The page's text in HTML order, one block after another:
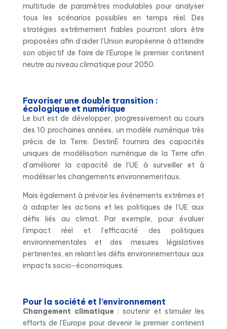
multitude de paramètres modulables pour analyser
tous les scénarios possibles en temps réel. Des
stratégies extrêmement fiables pourront alors être
proposées afin d’aider l’Union européenne à atteindre
son objectif de faire de l’Europe le premier continent
neutre au niveau climatique pour 2050.
Favoriser une double transition :
écologique et numérique
Le but est de développer, progressivement au cours
des 10 prochaines années, un modèle numérique très
précis de la Terre. DestinE fournira des capacités
uniques de modélisation numérique de la Terre afin
d’améliorer la capacité de l’UE à surveiller et à
modéliser les changements environnementaux.
Mais également à prévoir les événements extrêmes et
à adapter les actions et les politiques de l’UE aux
défis liés au climat. Par exemple, pour évaluer
l’impact réel et l’efficacité des politiques
environnementales et des mesures législatives
pertinentes, en reliant les défis environnementaux aux
impacts socio-économiques.
Pour la société et l’environnement
Changement climatique : soutenir et stimuler les
efforts de l’Europe pour devenir le premier continent